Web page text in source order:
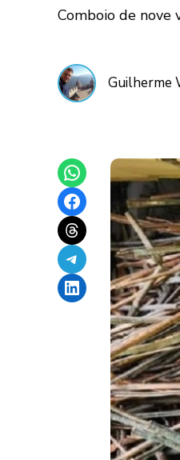
Comboio de nove
Guilherme
Share on WhatsApp
Share on Facebook
Share on Threads
Share on Telegram
Share on LinkedIn